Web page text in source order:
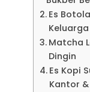
Es
Keluarga
Matcha
Dingin
Es Kopi
Kantor